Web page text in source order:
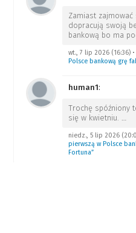
Zamiast
dopracują swoją
bankową bo ma
wt., 7 lip 2026 (16:36)•
Polsce bankową grę
human1:
Trochę spóźniony
się w kwietniu. …
niedz., 5 lip 2026
pierwszą w Polsce
Fortuna”